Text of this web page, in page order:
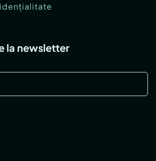
la newsletter